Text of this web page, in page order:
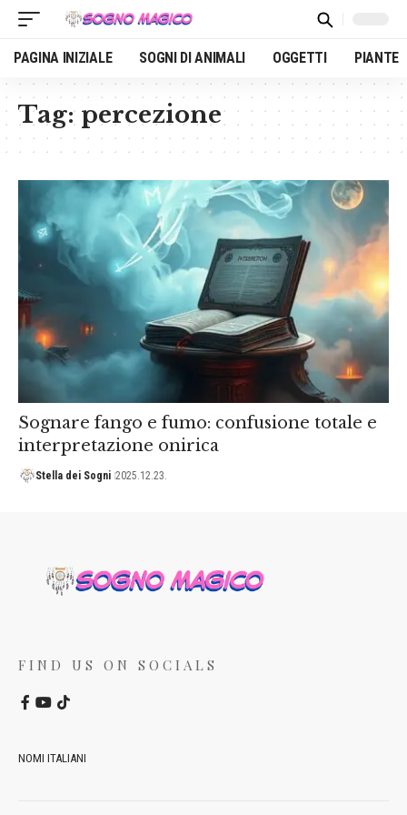
PAGINA INIZIALE SOGNI DI ANIMALI OGGETTI PIANTE
Tag: percezione
Sognare fango e fumo: confusione totale e
interpretazione onirica
Stella dei Sogni 2025.12.23.
FIND US ON SOCIALS
NOMI ITALIANI